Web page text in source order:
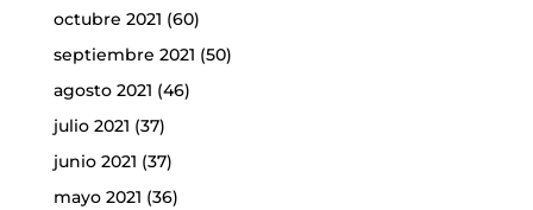
octubre 2021 (60)
septiembre 2021 (50)
agosto 2021 (46)
julio 2021 (37)
junio 2021 (37)
mayo 2021 (36)